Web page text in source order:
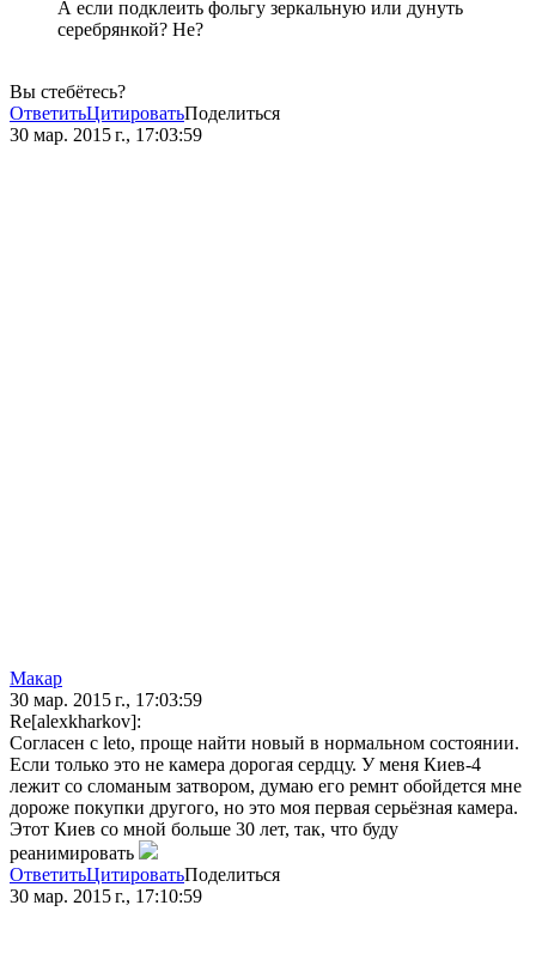
А если подклеить фольгу зеркальную или дунуть
серебрянкой? Не?
Вы стебётесь?
ОтветитьЦитироватьПоделиться
30 мар. 2015 г., 17:03:59
Макар
30 мар. 2015 г., 17:03:59
Re[alexkharkov]:
Согласен с leto, проще найти новый в нормальном состоянии.
Если только это не камера дорогая сердцу. У меня Киев-4
лежит со сломаным затвором, думаю его ремнт обойдется мне
дороже покупки другого, но это моя первая серьёзная камера.
Этот Киев со мной больше 30 лет, так, что буду
реанимировать
ОтветитьЦитироватьПоделиться
30 мар. 2015 г., 17:10:59